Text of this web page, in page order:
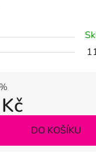
DO KOŠÍKU